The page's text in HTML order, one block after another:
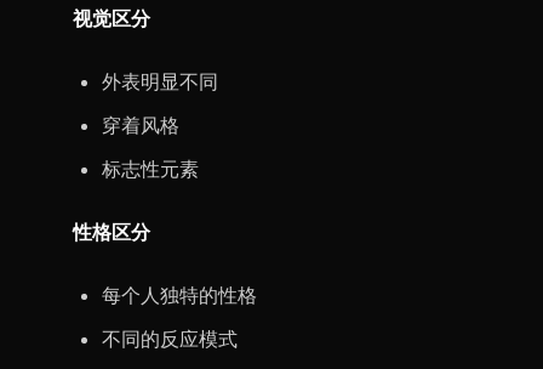
视觉区分
外表明显不同
穿着风格
标志性元素
性格区分
每个人独特的性格
不同的反应模式